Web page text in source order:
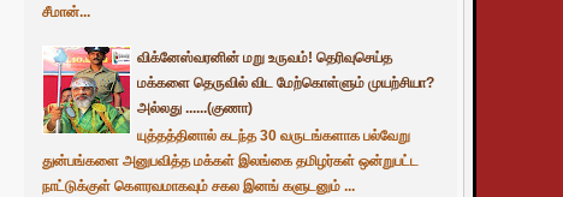
சீமான்...
விக்னேஸ்வரனின் மறு உருவம்! தெரிவுசெய்த
மக்களை தெருவில் விட மேற்கொள்ளும் முயற்சியா?
அல்லது ......(குணா)
யுத்தத்தினால் கடந்த 30 வருடங்களாக பல்வேறு
துன்பங்களை அனுபவித்த மக்கள் இலங்கை தமிழர்கள் ஒன்றுபட்ட
நாட்டுக்குள் கௌரவமாகவும் சகல இனங் களுடனும் ...